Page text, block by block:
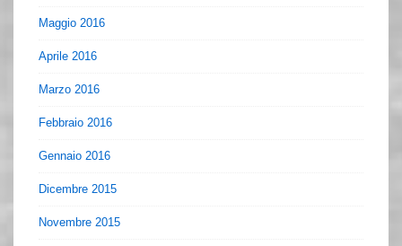
Maggio 2016
Aprile 2016
Marzo 2016
Febbraio 2016
Gennaio 2016
Dicembre 2015
Novembre 2015